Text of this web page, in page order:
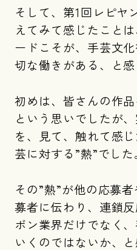
そして、第1回レピヤ
えてみて感じたこと
ードこそが、手芸文
切な働きがある、と感
初めは、皆さんの作品
という思いでしたが
を、見て、触れて感
芸に対する”熱”でした
その”熱”が他の応募
募者に伝わり、連鎖
ボン業界だけでなく
いくのではないか、